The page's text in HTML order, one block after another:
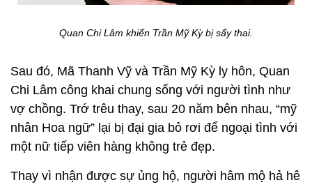
Quan Chi Lâm khiến Trần Mỹ Kỳ bị sẩy thai.
Sau đó, Mã Thanh Vỹ và Trần Mỹ Kỳ ly hôn, Quan
Chi Lâm công khai chung sống với người tình như
vợ chồng. Trớ trêu thay, sau 20 năm bên nhau, “mỹ
nhân Hoa ngữ” lại bị đại gia bỏ rơi để ngoại tình với
một nữ tiếp viên hàng không trẻ đẹp.
Thay vì nhận được sự ủng hộ, người hâm mộ hả hê